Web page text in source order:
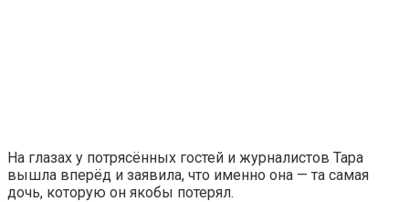
На глазах у потрясённых гостей и журналистов Тара
вышла вперёд и заявила, что именно она — та самая
дочь, которую он якобы потерял.